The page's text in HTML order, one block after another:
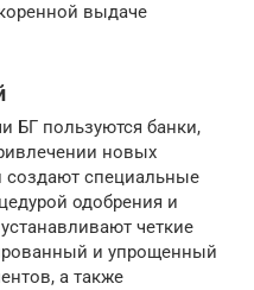
выдаче
БГ пользуются банки,
новых
создают специальные
одобрения и
четкие
и упрощенный
а также